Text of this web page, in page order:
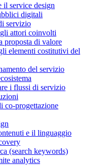
il service design
digitali
servizio
attori coinvolti
proposta di valore
elementi costitutivi del
del servizio
i flussi di servizio
co-progettazione
e il linguaggio
(search keywords)
analytics